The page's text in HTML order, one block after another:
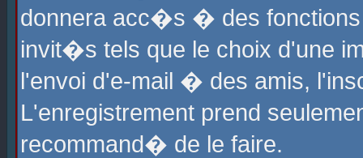
donnera acc�s � des fonctions
invit�s tels que le choix d'une
l'envoi d'e-mail � des amis,
L'enregistrement prend
recommand� de le faire.